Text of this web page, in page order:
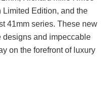
Edition, and the
41mm series. These new
designs and impeccable
on the forefront of luxury